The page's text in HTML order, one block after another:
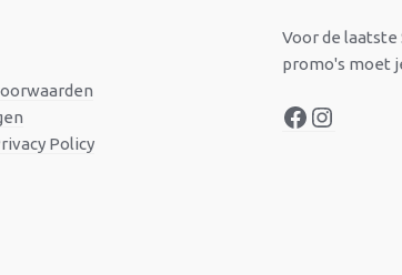
Policy
Voor de
promo's moet